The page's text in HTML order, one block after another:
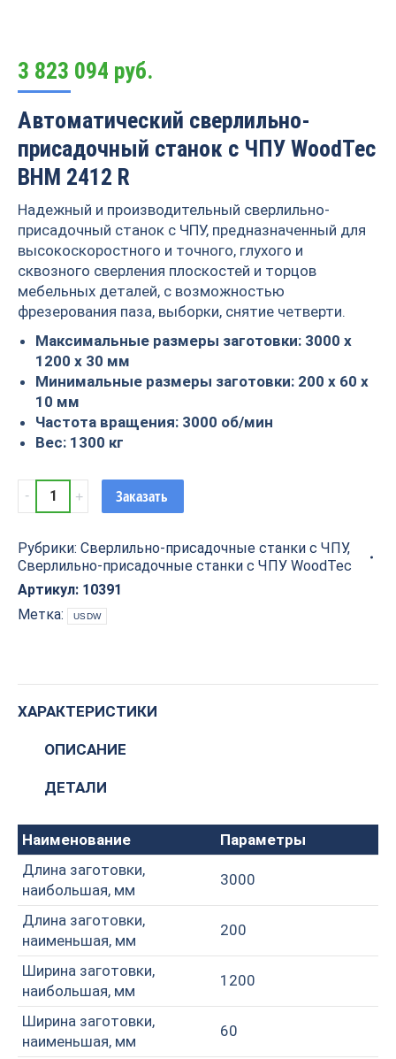
3 823 094 руб.
Автоматический сверлильно-
присадочный станок с ЧПУ WoodTec
BHM 2412 R
Надежный и производительный сверлильно-
присадочный станок с ЧПУ, предназначенный для
высокоскоростного и точного, глухого и
сквозного сверления плоскостей и торцов
мебельных деталей, с возможностью
фрезерования паза, выборки, снятие четверти.
Максимальные размеры заготовки: 3000 х
1200 х 30 мм
Минимальные размеры заготовки: 200 х 60 х
10 мм
Частота вращения: 3000 об/мин
Вес: 1300 кг
Автоматический
сверлильно-
станок
с
ЧПУ
WoodTec
Заказать
Рубрики: Сверлильно-присадочные станки с ЧПУ,
Сверлильно-присадочные станки с ЧПУ WoodTec
Артикул: 10391
Метка:
USDW
ХАРАКТЕРИСТИКИ
ОПИСАНИЕ
ДЕТАЛИ
Наименование
Параметры
Длина заготовки,
наибольшая, мм
3000
Длина заготовки,
наименьшая, мм
200
Ширина заготовки,
наибольшая, мм
1200
Ширина заготовки,
наименьшая, мм
60